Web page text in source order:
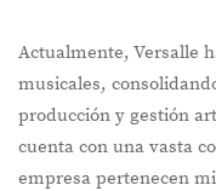
Actualmente, Versalle
musicales,
producción y gestión
cuenta con una vasta
empresa pertenecen